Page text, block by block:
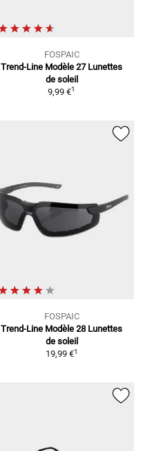
FOSPAIC
Trend-Line Modèle 27 Lunettes
de soleil
9,99 €1
FOSPAIC
Trend-Line Modèle 28 Lunettes
de soleil
19,99 €1